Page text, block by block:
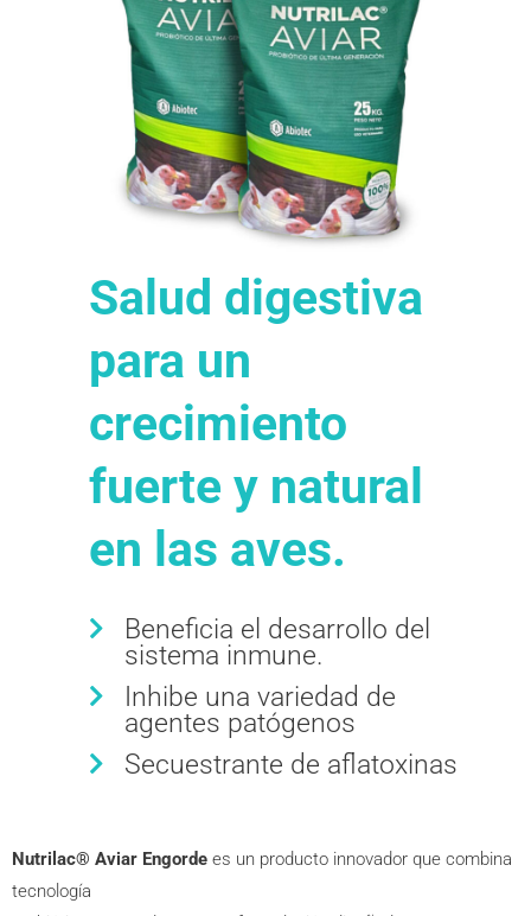
Salud digestiva
para un
crecimiento
fuerte y natural
en las aves.
Beneficia el desarrollo del
sistema inmune.
Inhibe una variedad de
agentes patógenos
Secuestrante de aflatoxinas
Nutrilac® Aviar Engorde es un producto innovador que combina
tecnología